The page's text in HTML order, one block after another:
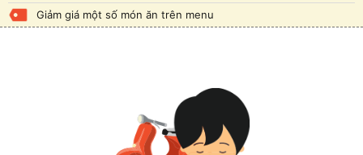
Giảm giá một số món ăn trên menu